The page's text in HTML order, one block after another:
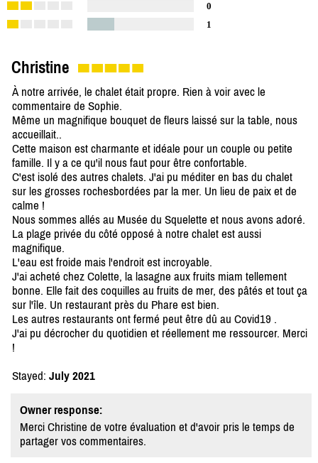
0
1
Christine
À notre arrivée, le chalet était propre. Rien à voir avec le
commentaire de Sophie.
Même un magnifique bouquet de fleurs laissé sur la table, nous
accueillait..
Cette maison est charmante et idéale pour un couple ou petite
famille. Il y a ce qu'il nous faut pour être confortable.
C'est isolé des autres chalets. J'ai pu méditer en bas du chalet
sur les grosses rochesbordées par la mer. Un lieu de paix et de
calme !
Nous sommes allés au Musée du Squelette et nous avons adoré.
La plage privée du côté opposé à notre chalet est aussi
magnifique.
L'eau est froide mais l'endroit est incroyable.
J'ai acheté chez Colette, la lasagne aux fruits miam tellement
bonne. Elle fait des coquilles au fruits de mer, des pâtés et tout ça
sur l'île. Un restaurant près du Phare est bien.
Les autres restaurants ont fermé peut être dû au Covid19 .
J'ai pu décrocher du quotidien et réellement me ressourcer. Merci
!
Stayed: July 2021
Owner response:
Merci Christine de votre évaluation et d'avoir pris le temps de
partager vos commentaires.